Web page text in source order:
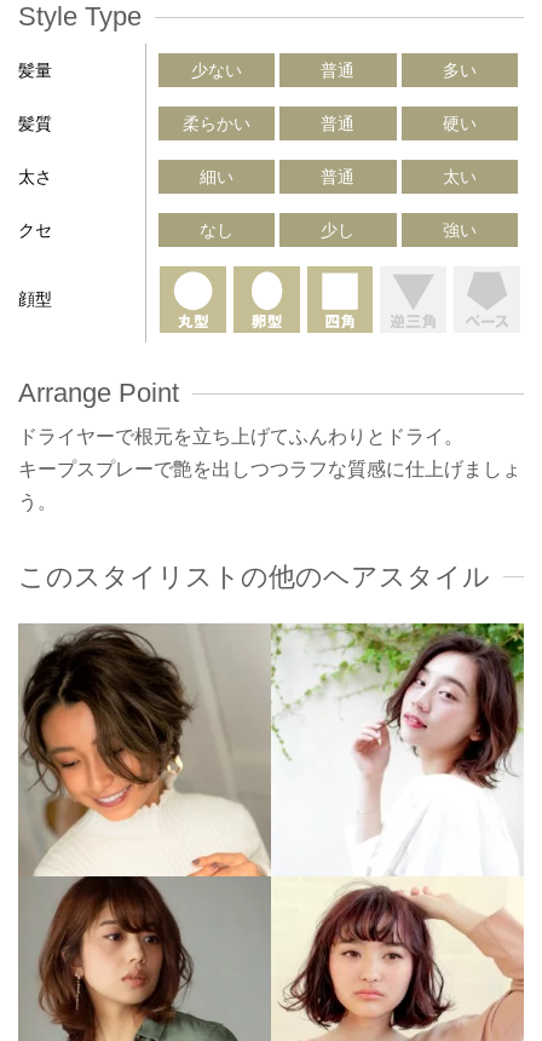
Style Type
髪量 少ない 普通 多い
髪質 柔らかい 普通 硬い
太さ 細い 普通 太い
クセ なし 少し 強い
顔型
Arrange Point
ドライヤーで根元を立ち上げてふんわりとドライ。
キープスプレーで艶を出しつつラフな質感に仕上げましょ
う。
このスタイリストの他のヘアスタイル